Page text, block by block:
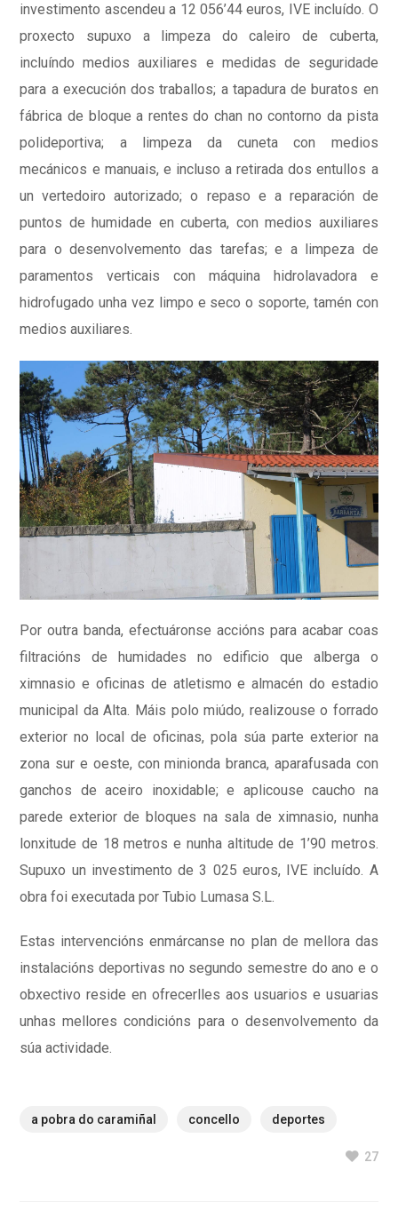
investimento ascendeu a 12 056’44 euros, IVE incluído. O
proxecto supuxo a limpeza do caleiro de cuberta,
incluíndo medios auxiliares e medidas de seguridade
para a execución dos traballos; a tapadura de buratos en
fábrica de bloque a rentes do chan no contorno da pista
polideportiva; a limpeza da cuneta con medios
mecánicos e manuais, e incluso a retirada dos entullos a
un vertedoiro autorizado; o repaso e a reparación de
puntos de humidade en cuberta, con medios auxiliares
para o desenvolvemento das tarefas; e a limpeza de
paramentos verticais con máquina hidrolavadora e
hidrofugado unha vez limpo e seco o soporte, tamén con
medios auxiliares.
Por outra banda, efectuáronse accións para acabar coas
filtracións de humidades no edificio que alberga o
ximnasio e oficinas de atletismo e almacén do estadio
municipal da Alta. Máis polo miúdo, realizouse o forrado
exterior no local de oficinas, pola súa parte exterior na
zona sur e oeste, con minionda branca, aparafusada con
ganchos de aceiro inoxidable; e aplicouse caucho na
parede exterior de bloques na sala de ximnasio, nunha
lonxitude de 18 metros e nunha altitude de 1’90 metros.
Supuxo un investimento de 3 025 euros, IVE incluído. A
obra foi executada por Tubio Lumasa S.L.
Estas intervencións enmárcanse no plan de mellora das
instalacións deportivas no segundo semestre do ano e o
obxectivo reside en ofrecerlles aos usuarios e usuarias
unhas mellores condicións para o desenvolvemento da
súa actividade.
a pobra do caramiñal concello deportes
27